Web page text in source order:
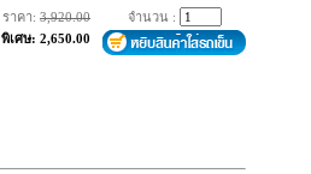
ราคา:3,920.00
พิเศษ: 2,650.00
จำนวน :